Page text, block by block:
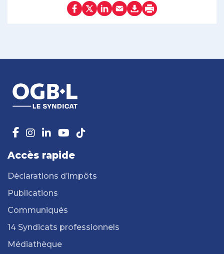
Accès rapide
Déclarations d’impôts
Publications
Communiqués
14 Syndicats professionnels
Médiathèque